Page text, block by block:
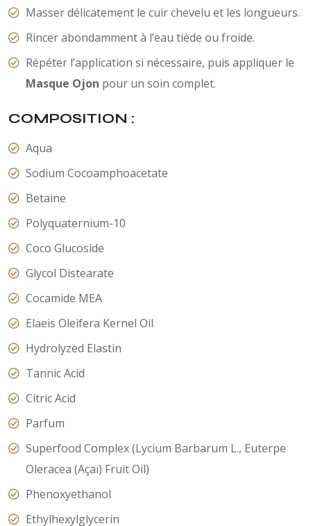
Masser délicatement le cuir chevelu et les longueurs.
Rincer abondamment à l’eau tiède ou froide.
Répéter l’application si nécessaire, puis appliquer le
Masque Ojon pour un soin complet.
COMPOSITION :
Aqua
Sodium Cocoamphoacetate
Betaine
Polyquaternium-10
Coco Glucoside
Glycol Distearate
Cocamide MEA
Elaeis Oleifera Kernel Oil
Hydrolyzed Elastin
Tannic Acid
Citric Acid
Parfum
Superfood Complex (Lycium Barbarum L., Euterpe
Oleracea (Açaï) Fruit Oil)
Phenoxyethanol
Ethylhexylglycerin